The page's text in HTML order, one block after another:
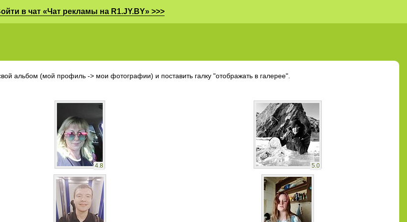
в чат «Чат рекламы на R1.JY.BY» >>>
альбом (мой профиль -> мои фотографии) и поставить галку "отображать в галерее".
4.8 5.0